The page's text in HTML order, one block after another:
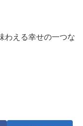
わえる幸せの一つな